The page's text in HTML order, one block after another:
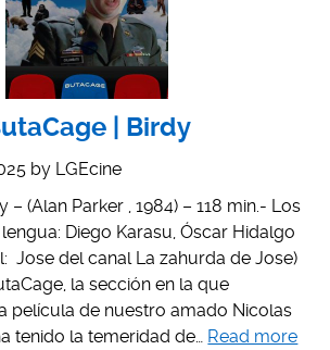
| Birdy
by LGEcine
– (Alan Parker , 1984) – 118 min.- Los
Diego Karasu, Óscar Hidalgo
Jose del canal La zahurda de Jose)
la sección en la que
película de nuestro amado Nicolas
tenido la temeridad de… Read more